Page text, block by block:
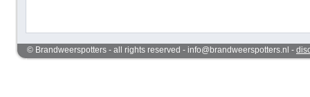
© Brandweerspotters - all rights reserved - info@brandweerspotters.nl -